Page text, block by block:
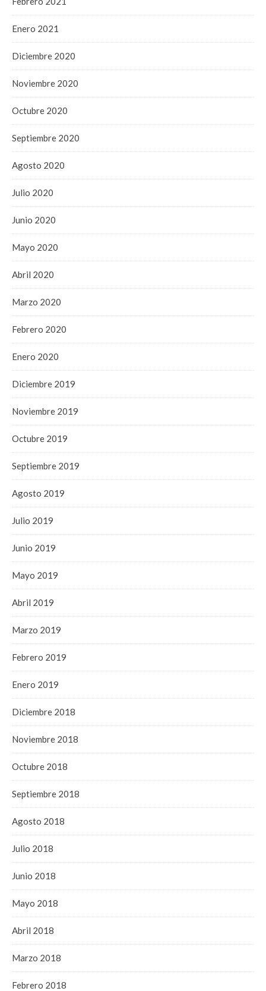
Enero 2021
Diciembre 2020
Noviembre 2020
Octubre 2020
Septiembre 2020
Agosto 2020
Julio 2020
Junio 2020
Mayo 2020
Abril 2020
Marzo 2020
Febrero 2020
Enero 2020
Diciembre 2019
Noviembre 2019
Octubre 2019
Septiembre 2019
Agosto 2019
Julio 2019
Junio 2019
Mayo 2019
Abril 2019
Marzo 2019
Febrero 2019
Enero 2019
Diciembre 2018
Noviembre 2018
Octubre 2018
Septiembre 2018
Agosto 2018
Julio 2018
Junio 2018
Mayo 2018
Abril 2018
Marzo 2018
Febrero 2018